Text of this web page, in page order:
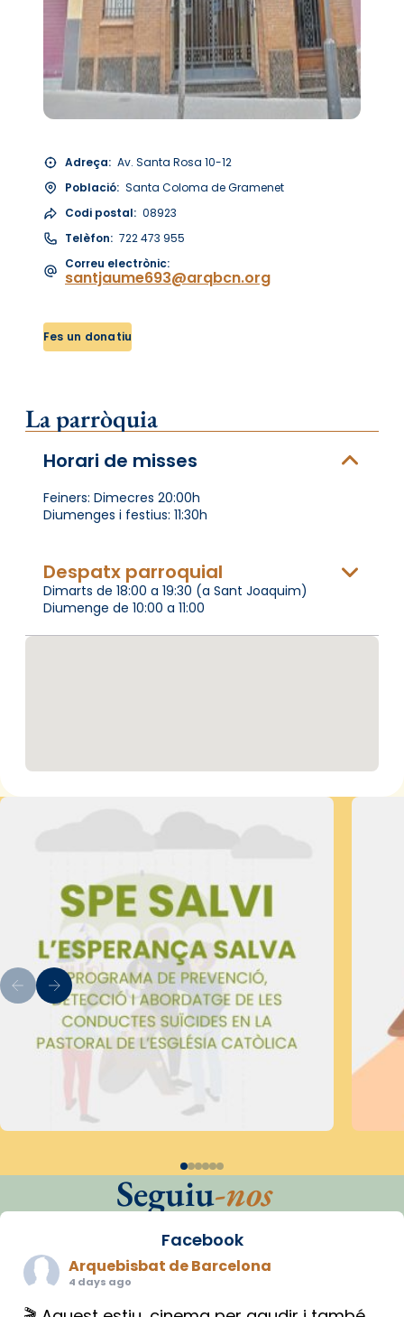
Adreça: Av. Santa Rosa 10-12
Població: Santa Coloma de Gramenet
Codi postal: 08923
Telèfon: 722 473 955
Correu electrònic:
santjaume693@arqbcn.org
Fes un donatiu
La parròquia
Horari de misses
Feiners: Dimecres 20:00h
Diumenges i festius: 11:30h
Despatx parroquial
Dimarts de 18:00 a 19:30 (a Sant Joaquim)
Diumenge de 10:00 a 11:00
Seguiu-nos
Facebook
Arquebisbat de Barcelona
4 days ago